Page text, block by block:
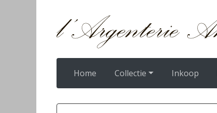
Home Collectie Inkoop